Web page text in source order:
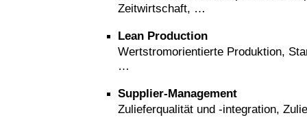
Zeitwirtschaft, …
Lean Production
Wertstromorientierte Produktion,
Supplier-Management
Zulieferqualität und -integration,